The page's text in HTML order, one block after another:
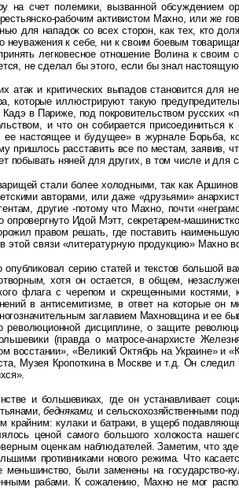
на счет полемики, вызванной обсуждением
рабочим активистом Махно, или же
для нападок со всех сторон, как тех, кто
неуважения к себе, ни к своим боевым
легковесное отношение Волина к
не сделал бы этого, если бы знал
атак и критических выпадов становится
которые иллюстрируют такую
в Париже, под покровительством русских
и что он собирается присоединиться
ее настоящее и будущее» в журнале Борьба,
пришлось расставить все по местам,
побывать няней для других, в том числе и для
стали более холодными, так как
авторами, или даже «друзьями»
другие -потому что Махно, почти
Идой Мэтт, секретарем-
правом решать, где поставить
этой связи «литературную продукцию» Махно
опубликовал серию статей и текстов большой
хотя он остается, в общем,
флага с черепом и скрещенными
в антисемитизме, в ответ на которые он
заглавием Махновщина и ее
революционной дисциплине, о защите
(правда о матросе-анархисте
восстании», «Великий Октябрь на Украине»
Музея Кропоткина в Москве и т.д. Он следил
и большевиках, где он устанавливает
бедняками,и сельскохозяйственными
крайним: кулаки ибатраки, в ущерб
ценой самого большого холокоста
оценкам наблюдателей. Заметим, что
противниками нового режима. Что
меньшинство, были заменены на государство-
рабами. К сожалению, Махно не мог